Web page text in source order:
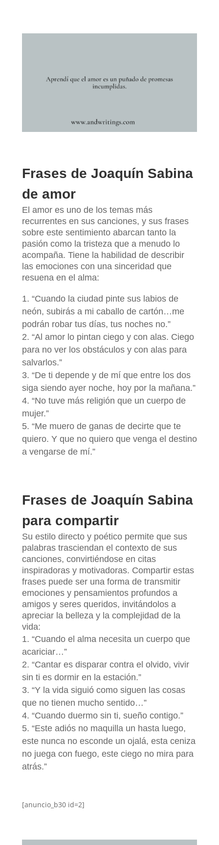
Frases de Joaquín Sabina
de amor
El amor es uno de los temas más
recurrentes en sus canciones, y sus frases
sobre este sentimiento abarcan tanto la
pasión como la tristeza que a menudo lo
acompaña. Tiene la habilidad de describir
las emociones con una sinceridad que
resuena en el alma:
“Cuando la ciudad pinte sus labios de
neón, subirás a mi caballo de cartón…me
podrán robar tus días, tus noches no.”
“Al amor lo pintan ciego y con alas. Ciego
para no ver los obstáculos y con alas para
salvarlos.”
“De ti depende y de mí que entre los dos
siga siendo ayer noche, hoy por la mañana.”
“No tuve más religión que un cuerpo de
mujer.”
“Me muero de ganas de decirte que te
quiero. Y que no quiero que venga el destino
a vengarse de mí.”
Frases de Joaquín Sabina
para compartir
Su estilo directo y poético permite que sus
palabras trasciendan el contexto de sus
canciones, convirtiéndose en citas
inspiradoras y motivadoras. Compartir estas
frases puede ser una forma de transmitir
emociones y pensamientos profundos a
amigos y seres queridos, invitándolos a
apreciar la belleza y la complejidad de la
vida:
“Cuando el alma necesita un cuerpo que
acariciar…”
“Cantar es disparar contra el olvido, vivir
sin ti es dormir en la estación.”
“Y la vida siguió como siguen las cosas
que no tienen mucho sentido…”
“Cuando duermo sin ti, sueño contigo.”
“Este adiós no maquilla un hasta luego,
este nunca no esconde un ojalá, esta ceniza
no juega con fuego, este ciego no mira para
atrás.”
[anuncio_b30 id=2]